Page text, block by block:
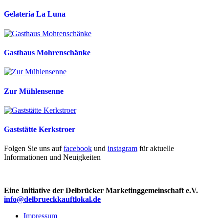
Gelateria La Luna
Gasthaus Mohrenschänke
Zur Mühlensenne
Gaststätte Kerkstroer
Folgen Sie uns auffacebook und instagram für aktuelle
Informationen und Neuigkeiten
Eine Initiative der Delbrücker Marketinggemeinschaft e.V.
info@delbrueckkauftlokal.de
Impressum